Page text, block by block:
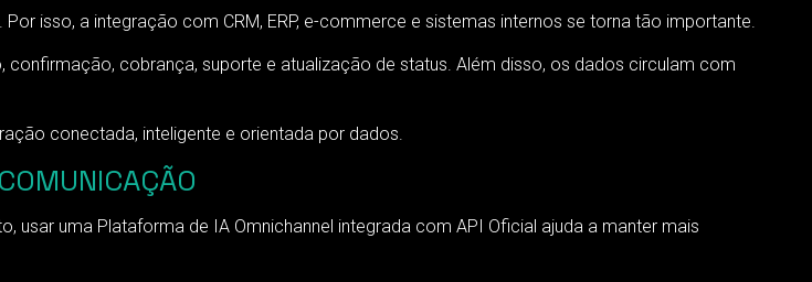
isso, a integração com CRM, ERP, e-commerce e sistemas internos se torna tão importante.
cobrança, suporte e atualização de status. Além disso, os dados circulam com
conectada, inteligente e orientada por dados.
uma Plataforma de IA Omnichannel integrada com API Oficial ajuda a manter mais